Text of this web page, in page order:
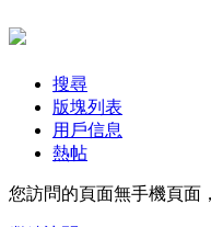
搜尋
版塊列表
用戶信息
熱帖
您訪問的頁面無手機頁面